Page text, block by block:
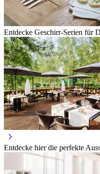
Entdecke Geschirr-Serien für
Entdecke hier die perfekte